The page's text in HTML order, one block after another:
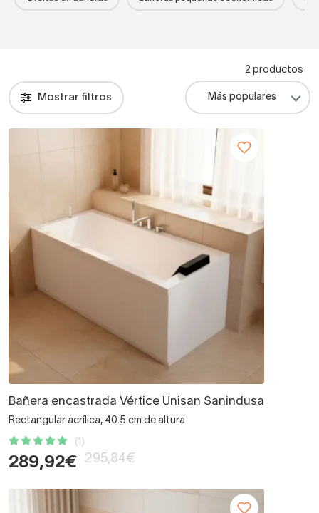
Mostrar filtros
2 productos
Bañera encastrada Vértice Unisan Sanindusa
Rectangular acrílica, 40.5 cm de altura
(1)
289,92€ 295,84€